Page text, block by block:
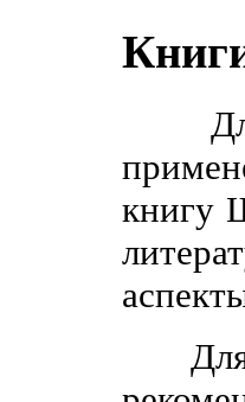
Для
книгу
Для